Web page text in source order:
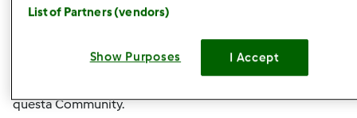
suggerito veronica-ao, se non ha ancora assistito ad una
https://bimby.vorwerk.it/it/per-averlo/.Intanto
questa Community.
List of Partners (vendors)
Show Purposes I Accept